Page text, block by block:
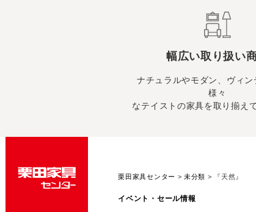
幅広い取り扱い
ナチュラルやモダン、ヴィン
様々
なテイストの家具を取り揃え
栗田家具センター >未分類 > 『天然』
イベント・セール情報